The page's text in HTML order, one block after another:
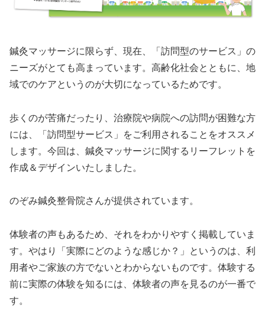
鍼灸マッサージに限らず、現在、「訪問型のサービス」の
ニーズがとても高まっています。高齢化社会とともに、地
域でのケアというのが大切になっているためです。
歩くのが苦痛だったり、治療院や病院への訪問が困難な方
には、「訪問型サービス」をご利用されることをオススメ
します。今回は、鍼灸マッサージに関するリーフレットを
作成＆デザインいたしました。
のぞみ鍼灸整骨院さんが提供されています。
体験者の声もあるため、それをわかりやすく掲載していま
す。やはり「実際にどのような感じか？」というのは、利
用者やご家族の方でないとわからないものです。体験する
前に実際の体験を知るには、体験者の声を見るのが一番で
す。